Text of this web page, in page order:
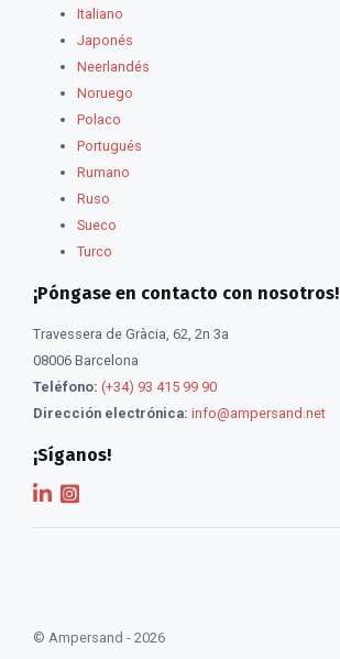
Italiano
Japonés
Neerlandés
Noruego
Polaco
Portugués
Rumano
Ruso
Sueco
Turco
¡Póngase en contacto con nosotros!
Travessera de Gràcia, 62, 2n 3a
08006 Barcelona
Teléfono: (+34) 93 415 99 90
Dirección electrónica: info@ampersand.net
¡Síganos!
© Ampersand - 2026